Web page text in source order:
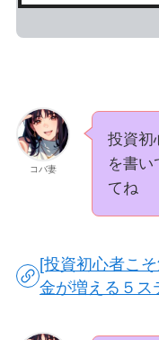
リスクの取
利確(利益確
コバ妻
投資初
を書い
てね
[投資初心者こ
金が増える５ス